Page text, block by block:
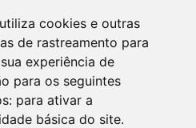
cookies e outras
de rastreamento para
experiência de
para os seguintes
para ativar a
básica do site.